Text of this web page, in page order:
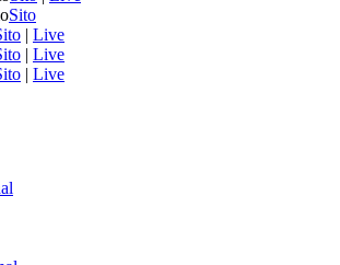
Sito
| Live
| Live
| Live